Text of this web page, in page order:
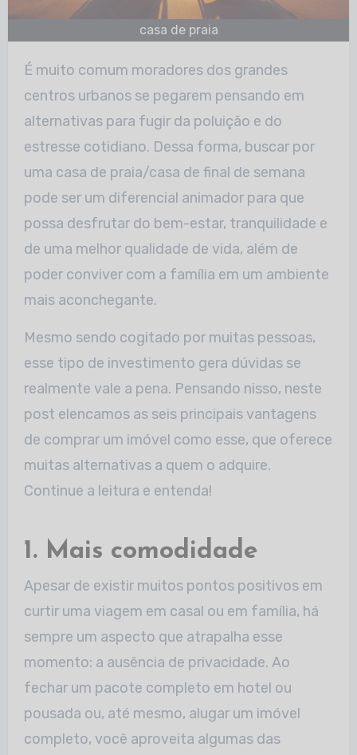
casa de praia
É muito comum moradores dos grandes
centros urbanos se pegarem pensando em
alternativas para fugir da poluição e do
estresse cotidiano. Dessa forma, buscar por
uma casa de praia/casa de final de semana
pode ser um diferencial animador para que
possa desfrutar do bem-estar, tranquilidade e
de uma melhor qualidade de vida, além de
poder conviver com a família em um ambiente
mais aconchegante.
Mesmo sendo cogitado por muitas pessoas,
esse tipo de investimento gera dúvidas se
realmente vale a pena. Pensando nisso, neste
post elencamos as seis principais vantagens
de comprar um imóvel como esse, que oferece
muitas alternativas a quem o adquire.
Continue a leitura e entenda!
1. Mais comodidade
Apesar de existir muitos pontos positivos em
curtir uma viagem em casal ou em família, há
sempre um aspecto que atrapalha esse
momento: a ausência de privacidade. Ao
fechar um pacote completo em hotel ou
pousada ou, até mesmo, alugar um imóvel
completo, você aproveita algumas das